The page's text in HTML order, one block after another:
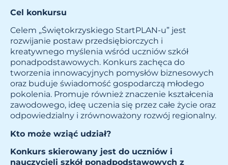
Cel konkursu
Celem „Świętokrzyskiego StartPLAN-u” jest
rozwijanie postaw przedsiębiorczych i
kreatywnego myślenia wśród uczniów szkół
ponadpodstawowych. Konkurs zachęca do
tworzenia innowacyjnych pomysłów biznesowych
oraz buduje świadomość gospodarczą młodego
pokolenia. Promuje również znaczenie kształcenia
zawodowego, ideę uczenia się przez całe życie oraz
odpowiedzialny i zrównoważony rozwój regionalny.
Kto może wziąć udział?
Konkurs skierowany jest do uczniów i
nauczycieli szkół ponadpodstawowych z